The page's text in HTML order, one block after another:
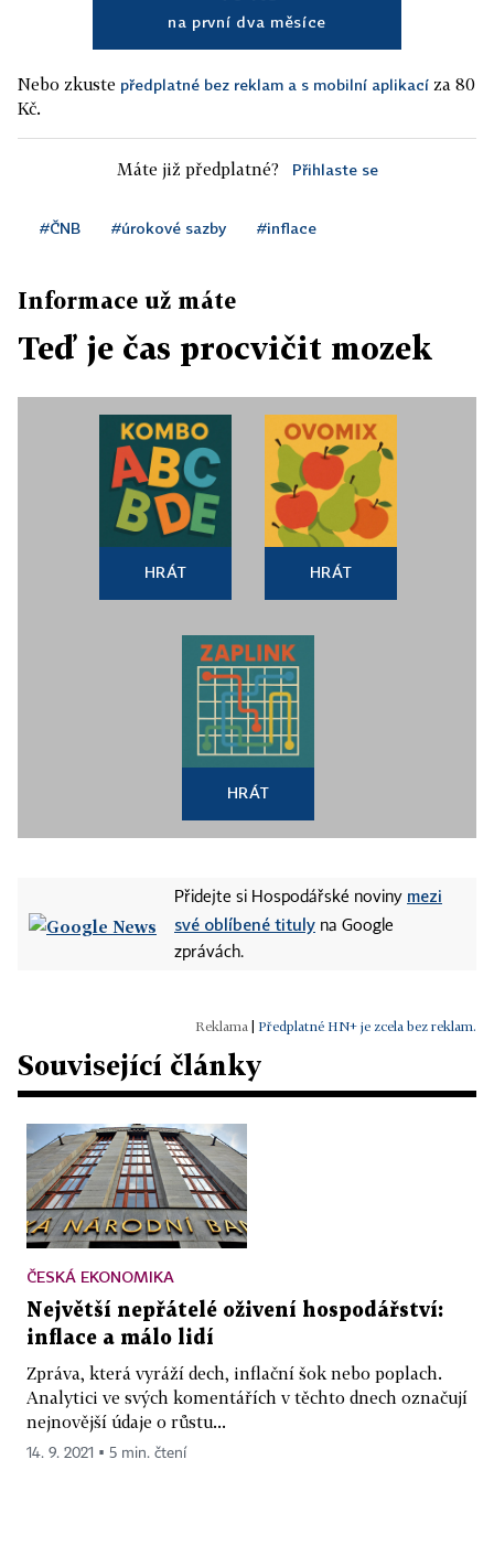
na první dva měsíce
Nebo zkuste předplatné bez reklam a s mobilní aplikací za 80
Kč.
Máte již předplatné? Přihlaste se
#ČNB #úrokové sazby #inflace
Informace už máte
Teď je čas procvičit mozek
HRÁT HRÁT
HRÁT
Přidejte si Hospodářské noviny mezi
své oblíbené tituly na Google
zprávách.
Předplatné HN+ je zcela bez reklam.
Související články
ČESKÁ EKONOMIKA
Největší nepřátelé oživení hospodářství:
inflace a málo lidí
Zpráva, která vyráží dech, inflační šok nebo poplach.
Analytici ve svých komentářích v těchto dnech označují
nejnovější údaje o růstu...
14. 9. 2021 ▪ 5 min. čtení